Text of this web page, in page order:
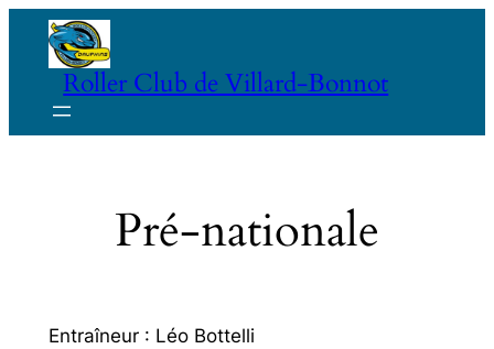
contenuRoller Club de Villard-Bonnot
Pré-nationale
Entraîneur : Léo Bottelli